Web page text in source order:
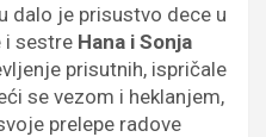
dalo je prisustvo dece u
i sestre Hana i Sonja
prisutnih, ispričale
se vezom i heklanjem,
prelepe radove